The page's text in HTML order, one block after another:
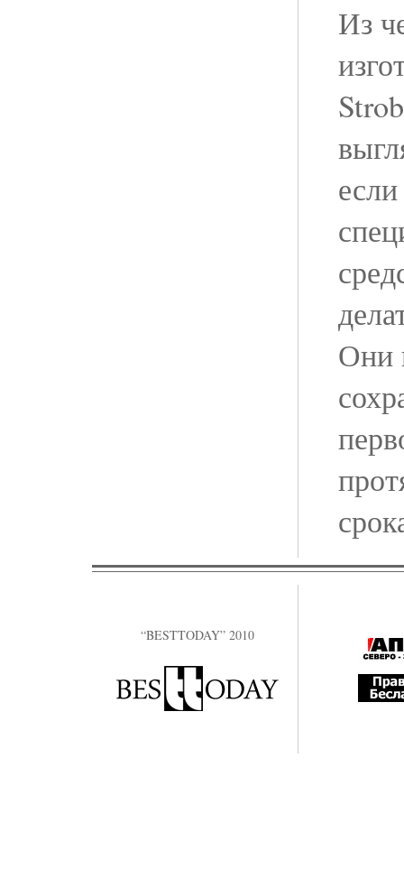
Из
Они
“BESTTODAY” 2010